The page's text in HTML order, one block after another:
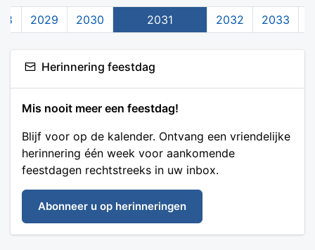
2029 2030 2031 2032 2033
Herinnering feestdag
Mis nooit meer een feestdag!
Blijf voor op de kalender. Ontvang een vriendelijke
herinnering één week voor aankomende
feestdagen rechtstreeks in uw inbox.
Abonneer u op herinneringen